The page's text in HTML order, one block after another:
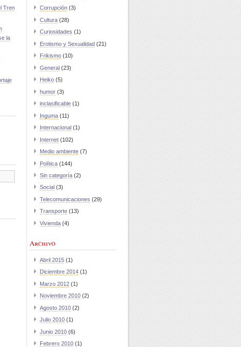
Tren
la
Corrupción (3)
Cultura (28)
Curiosidades (1)
Erotismo y Sexualidad (21)
Frikismo (10)
General (23)
Heiko (5)
humor (3)
inclasificable (1)
Inguma (11)
Internacional (1)
Internet (102)
Medio ambiente (7)
Política (144)
Sin categoría (2)
Social (3)
Telecomunicaciones (29)
Transporte (13)
Vivienda (4)
Archivo
Abril 2015 (1)
Diciembre 2014 (1)
Marzo 2012 (1)
Noviembre 2010 (2)
Agosto 2010 (2)
Julio 2010 (1)
Junio 2010 (6)
Febrero 2010 (1)